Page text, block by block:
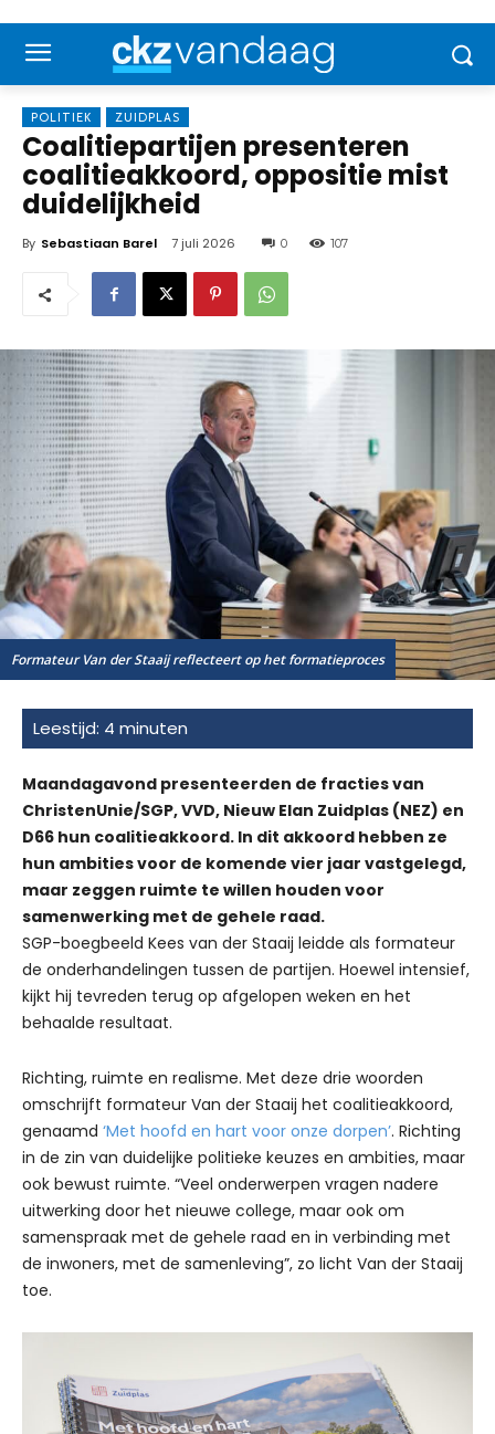
POLITIEK ZUIDPLAS
Coalitiepartijen presenteren
coalitieakkoord, oppositie mist
duidelijkheid
By Sebastiaan Barel 7 juli 2026 0 107
Formateur Van der Staaij reflecteert op het formatieproces
Maandagavond presenteerden de fracties van
ChristenUnie/SGP, VVD, Nieuw Elan Zuidplas (NEZ) en
D66 hun coalitieakkoord. In dit akkoord hebben ze
hun ambities voor de komende vier jaar vastgelegd,
maar zeggen ruimte te willen houden voor
samenwerking met de gehele raad.
SGP-boegbeeld Kees van der Staaij leidde als formateur
de onderhandelingen tussen de partijen. Hoewel intensief,
kijkt hij tevreden terug op afgelopen weken en het
behaalde resultaat.
Richting, ruimte en realisme. Met deze drie woorden
omschrijft formateur Van der Staaij het coalitieakkoord,
genaamd ‘Met hoofd en hart voor onze dorpen’. Richting
in de zin van duidelijke politieke keuzes en ambities, maar
ook bewust ruimte. “Veel onderwerpen vragen nadere
uitwerking door het nieuwe college, maar ook om
samenspraak met de gehele raad en in verbinding met
de inwoners, met de samenleving”, zo licht Van der Staaij
toe.